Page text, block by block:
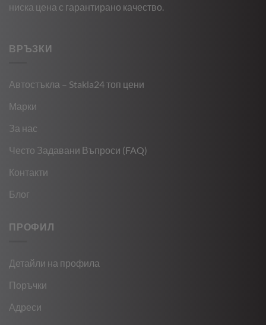
ниска цена с гарантирано качество.
ВРЪЗКИ
Автостъкла – Stakla24 топ цени
Марки
За нас
Често Задавани Въпроси (FAQ)
Контакти
Блог
ПРОФИЛ
Детайли на профила
Поръчки
Адреси